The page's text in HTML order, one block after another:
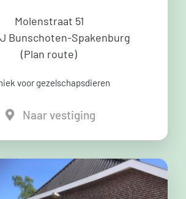
Molenstraat 51
Bunschoten-Spakenburg
(Plan route)
voor gezelschapsdieren
Naar vestiging